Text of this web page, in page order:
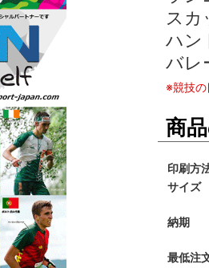
スカ
ハン
バレ
※競技の
商
印刷方
サイズ
納期
最低注